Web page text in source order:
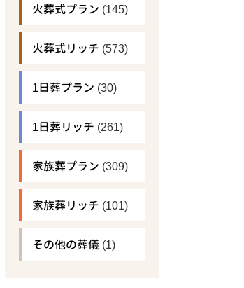
火葬式プラン (145)
火葬式リッチ (573)
1日葬プラン (30)
1日葬リッチ (261)
家族葬プラン (309)
家族葬リッチ (101)
その他の葬儀 (1)